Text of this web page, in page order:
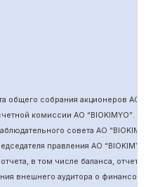
общего собрания акционеров АО “
комиссии АО “BIOKIMYO”.
совета АО “BIOKIMYO
правления АО “BIOKIMYO
в том числе баланса, отчет о
внешнего аудитора о финансовой